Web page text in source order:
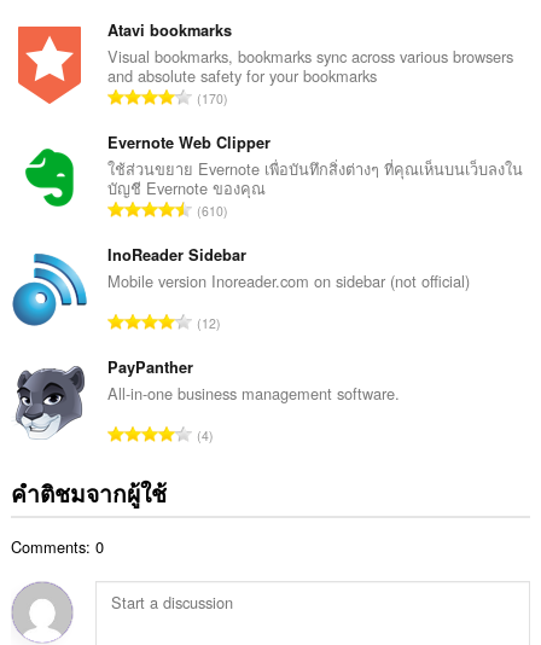
ว
น
ค
ะ
น
น
ร
ว
ม
ทั้
ห
ด
:
Atavi bookmarks
Visual bookmarks, bookmarks sync across various browsers
and absolute safety for your bookmarks
จำ
ว
น
ค
ะ
น
น
ร
ว
ม
ทั้
ห
170
Evernote Web Clipper
ใช้ส่วนขยาย Evernote เพื่อบันทึกสิ่งต่างๆ ที่คุณเห็นบนเว็บลงใน
บัญชี Evernote ของคุณ
จำ
ว
น
ะ
น
น
ร
ว
ง
ด
610
InoReader Sidebar
Mobile version Inoreader.com on sidebar (not official)
จำ
ว
น
ะ
น
ม
ทั้
12
PayPanther
All-in-one business management software.
จำ
แ
น
4
คำติชมจากผู้ใช้
Comments: 0